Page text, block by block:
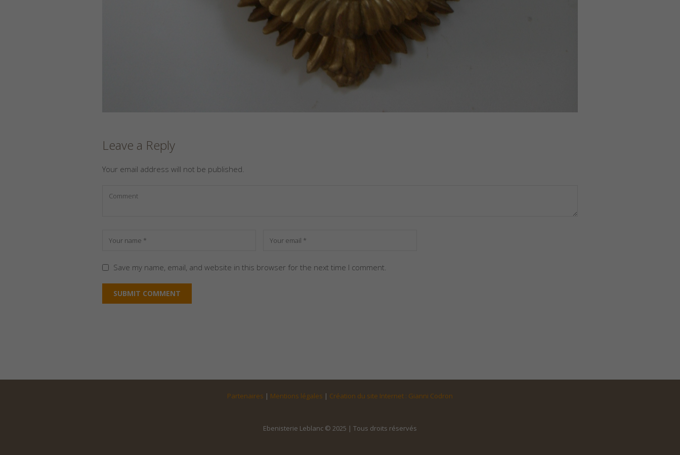
Leave a Reply
Your email address will not be published.
Save my name, email, and website in this browser for the next time I comment.
Partenaires | Mentions légales | Création du site Internet : Gianni Codron
Ebenisterie Leblanc © 2025 | Tous droits réservés